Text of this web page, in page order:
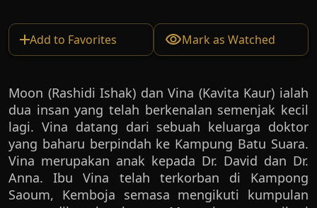
Add to Favorites Mark as Watched
Moon (Rashidi Ishak) dan Vina (Kavita Kaur) ialah
dua insan yang telah berkenalan semenjak kecil
lagi. Vina datang dari sebuah keluarga doktor
yang baharu berpindah ke Kampung Batu Suara.
Vina merupakan anak kepada Dr. David dan Dr.
Anna. Ibu Vina telah terkorban di Kampong
Saoum, Kemboja semasa mengikuti kumpulan